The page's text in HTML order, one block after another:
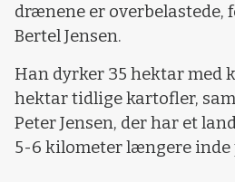
drænene er overbelastede,
Bertel Jensen.
Han dyrker 35 hektar med
hektar tidlige kartofler,
Peter Jensen, der har et
5-6 kilometer længere inde